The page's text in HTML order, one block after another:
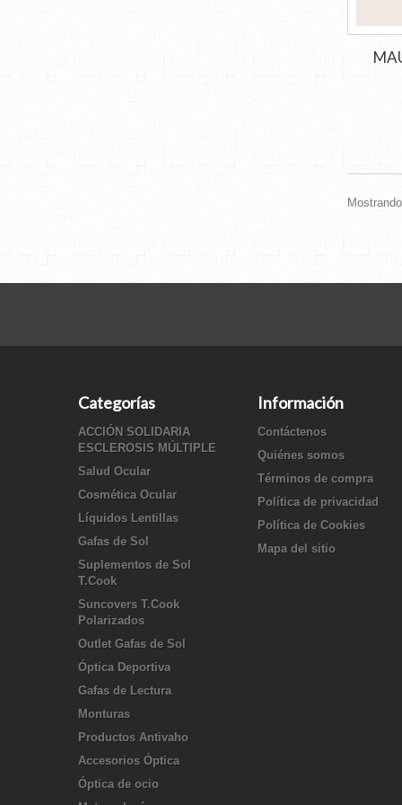
Categorías
ACCIÓN SOLIDARIA
ESCLEROSIS MÚLTIPLE
Salud Ocular
Cosmética Ocular
Líquidos Lentillas
Gafas de Sol
Suplementos de Sol
T.Cook
Suncovers T.Cook
Polarizados
Outlet Gafas de Sol
Óptica Deportiva
Gafas de Lectura
Monturas
Productos Antivaho
Accesorios Óptica
Óptica de ocio
Información
Contáctenos
Quiénes somos
Términos de compra
Política de privacidad
Política de Cookies
Mapa del sitio